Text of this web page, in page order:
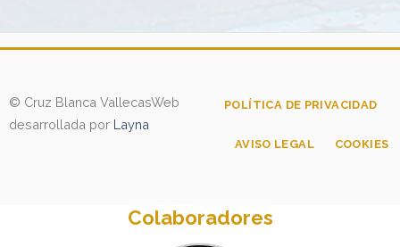
© Cruz Blanca VallecasWeb
desarrollada por Layna
POLÍTICA DE PRIVACIDAD
AVISO LEGAL COOKIES
Colaboradores